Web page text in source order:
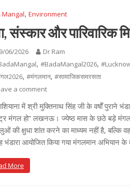
Mangal, Environment
संस्कार और पारिवारिक
06/2026
Dr Ram
, #BadaMangal2026,
, #मंगलमान, #सामाजिकसमरसता
a comment
में श्री मुक्तिनाथ सिंह जी के वर्षों पुराने
मंगल हो” लखनऊ। ज्येष्ठ मास के छठे बड़े
की क्षुधा शांत करने का माध्यम नहीं है, बल्कि
आयोजित किया गया मंगलमान अभियान के
More